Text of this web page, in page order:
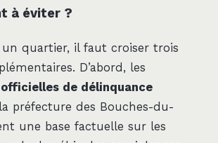
à éviter ?
un quartier, il faut croiser trois
D’abord, les
de délinquance
préfecture des Bouches-du-
une base factuelle sur les